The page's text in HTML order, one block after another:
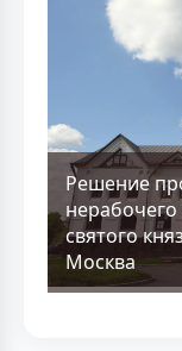
Решение
святого
Москва